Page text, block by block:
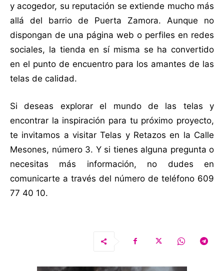
y acogedor, su reputación se extiende mucho más
allá del barrio de Puerta Zamora. Aunque no
dispongan de una página web o perfiles en redes
sociales, la tienda en sí misma se ha convertido
en el punto de encuentro para los amantes de las
telas de calidad.
Si deseas explorar el mundo de las telas y
encontrar la inspiración para tu próximo proyecto,
te invitamos a visitar Telas y Retazos en la Calle
Mesones, número 3. Y si tienes alguna pregunta o
necesitas más información, no dudes en
comunicarte a través del número de teléfono 609
77 40 10.